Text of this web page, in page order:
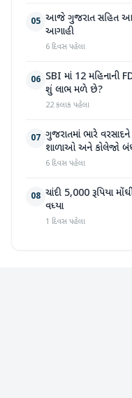
05 આજે ગુજરાત સહિત આ
આગાહી
6 દિવસ પહેલા
06 SBI માં 12 મહિનાની
શું લાભ મળે છે?
22 કલાક પહેલા
07 ગુજરાતમાં ભારે
શાળાઓ અને કોલેજો
6 દિવસ પહેલા
08 ચાંદી 5,000 રૂપિયા
વધ્યા
1 દિવસ પહેલા